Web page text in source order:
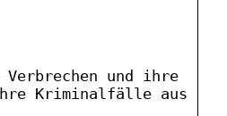
Verbrechen und ihre
Kriminalfälle aus